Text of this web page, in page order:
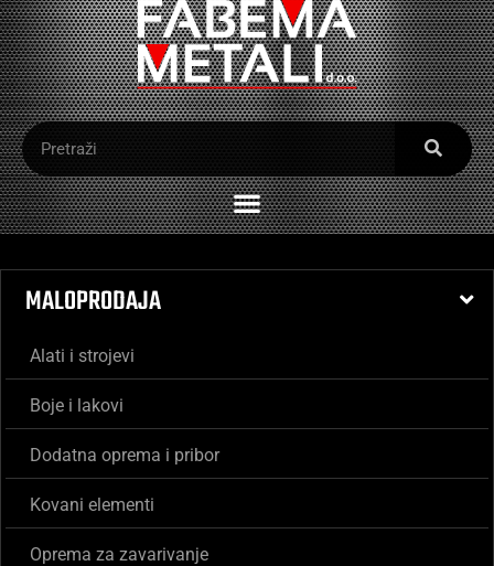
MALOPRODAJA
Alati i strojevi
Boje i lakovi
Dodatna oprema i pribor
Kovani elementi
Oprema za zavarivanje